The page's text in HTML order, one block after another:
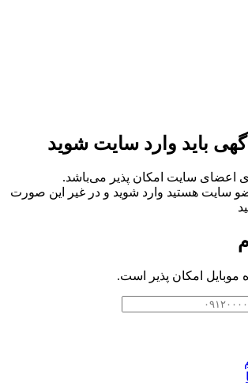
باید وارد سایت شوید
اعضای سایت امکان پذیر می‌باشد.
سایت هستید وارد شوید و در غیر این صورت
موبایل امکان پذیر است.